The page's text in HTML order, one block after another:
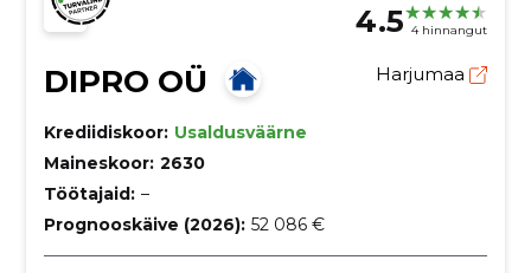
4.5 4 hinnangut
DIPRO OÜ Harjumaa
Krediidiskoor: Usaldusväärne
Maineskoor: 2630
Töötajaid: –
Prognooskäive (2026): 52 086 €